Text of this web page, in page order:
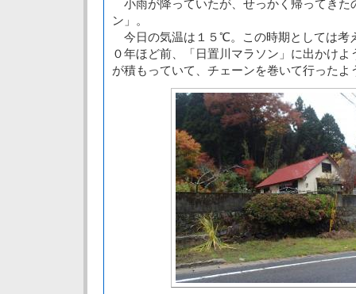
小雨が降っていたが、せっかく帰ってきた
ン」。
今日の気温は１５℃。この時期としては考
０年ほど前、「日置川マラソン」に出かけ
が積もっていて、チェーンを巻いて行ったよ